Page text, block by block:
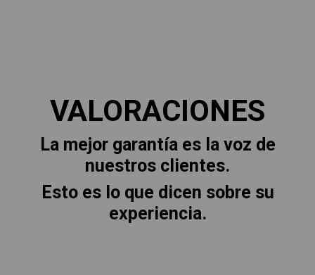
VALORACIONES
La mejor garantía es la voz de
nuestros clientes.
Esto es lo que dicen sobre su
experiencia.